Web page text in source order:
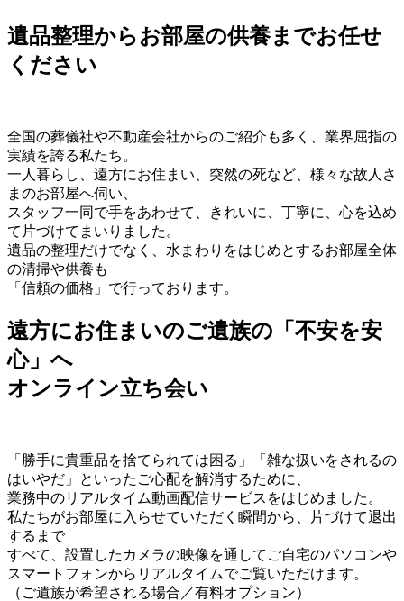
遺品整理からお部屋の供養までお任せ
ください
全国の葬儀社や不動産会社からのご紹介も多く、業界屈指の
実績を誇る私たち。
一人暮らし、遠方にお住まい、突然の死など、様々な故人さ
まのお部屋へ伺い、
スタッフ一同で手をあわせて、きれいに、丁寧に、心を込め
て片づけてまいりました。
遺品の整理だけでなく、水まわりをはじめとするお部屋全体
の清掃や供養も
「信頼の価格」で行っております。
遠方にお住まいのご遺族の「不安を安
心」へ
オンライン立ち会い
「勝手に貴重品を捨てられては困る」「雑な扱いをされるの
はいやだ」といったご心配を解消するために、
業務中のリアルタイム動画配信サービスをはじめました。
私たちがお部屋に入らせていただく瞬間から、片づけて退出
するまで
すべて、設置したカメラの映像を通してご自宅のパソコンや
スマートフォンからリアルタイムでご覧いただけます。
（ご遺族が希望される場合／有料オプション）